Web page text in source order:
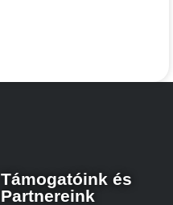
Támogatóink és
Partnereink